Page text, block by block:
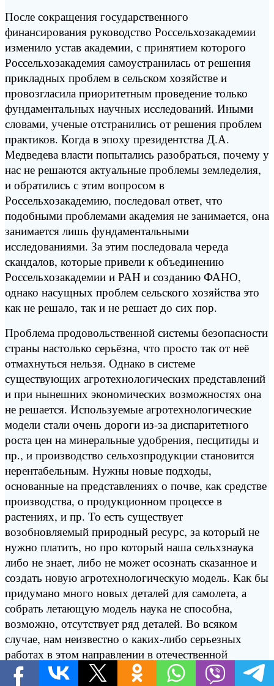
После сокращения государственного
финансирования руководство Россельхозакадемии
изменило устав академии, с принятием которого
Россельхозакадемия самоустранилась от решения
прикладных проблем в сельском хозяйстве и
провозгласила приоритетным проведение только
фундаментальных научных исследований. Иными
словами, ученые отстранились от решения проблем
практиков. Когда в эпоху президентства Д.А.
Медведева власти попытались разобраться, почему у
нас не решаются актуальные проблемы земледелия,
и обратились с этим вопросом в
Россельхозакадемию, последовал ответ, что
подобными проблемами академия не занимается, она
занимается лишь фундаментальными
исследованиями. За этим последовала череда
скандалов, которые привели к объединению
Россельхозакадемии и РАН и созданию ФАНО,
однако насущных проблем сельского хозяйства это
как не решало, так и не решает до сих пор.
Проблема продовольственной системы безопасности
страны настолько серьёзна, что просто так от неё
отмахнуться нельзя. Однако в системе
существующих агротехнологических представлений
и при нынешних экономических возможностях она
не решается. Используемые агротехнологические
модели стали очень дороги из-за диспаритетного
роста цен на минеральные удобрения, песцитиды и
пр., и производство сельхозпродукции становится
нерентабельным. Нужны новые подходы,
основанные на представлениях о почве, как средстве
производства, о продукционном процессе в
растениях, и пр. То есть существует
возобновляемый природный ресурс, за который не
нужно платить, но про который наша сельхзнаука
либо не знает, либо не может осознать сказанное и
создать новую агротехнологическую модель. Как бы
придумано много новых деталей для самолета, а
собрать летающую модель наука не способна,
возможно, отсутствует ряд деталей. Во всяком
случае, нам неизвестно о каких-либо серьезных
работах в этом направлении в отечественной
сельхознауке, а наблюдается либо имитация бурной